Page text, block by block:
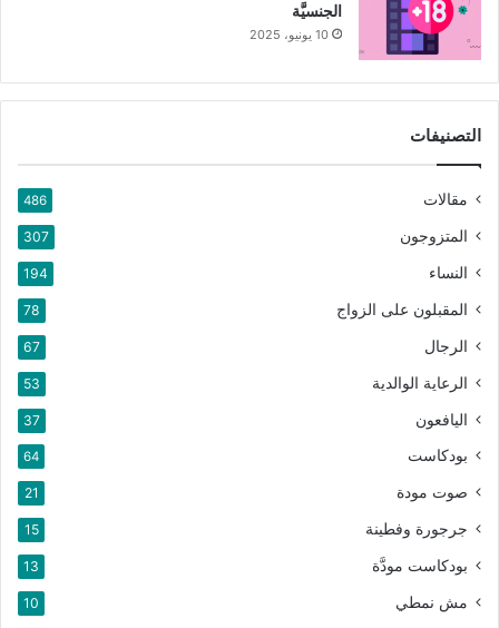
الجنسيَّة
10 يونيو، 2025
التصنيفات
مقالات 486
المتزوجون 307
النساء 194
المقبلون على الزواج 78
الرجال 67
الرعاية الوالدية 53
اليافعون 37
بودكاست 64
صوت مودة 21
جرجورة وفطينة 15
بودكاست مودَّة 13
مش نمطي 10